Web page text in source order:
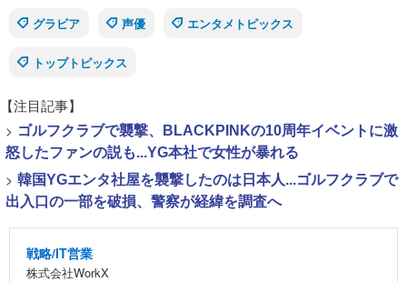
グラビア
声優 エンタメトピックス
トップトピックス
【注目記事】
> ゴルフクラブで襲撃、BLACKPINKの10周年イベントに激
怒したファンの説も...YG本社で女性が暴れる
> 韓国YGエンタ社屋を襲撃したのは日本人...ゴルフクラブで
出入口の一部を破損、警察が経緯を調査へ
戦略/IT営業
株式会社WorkX